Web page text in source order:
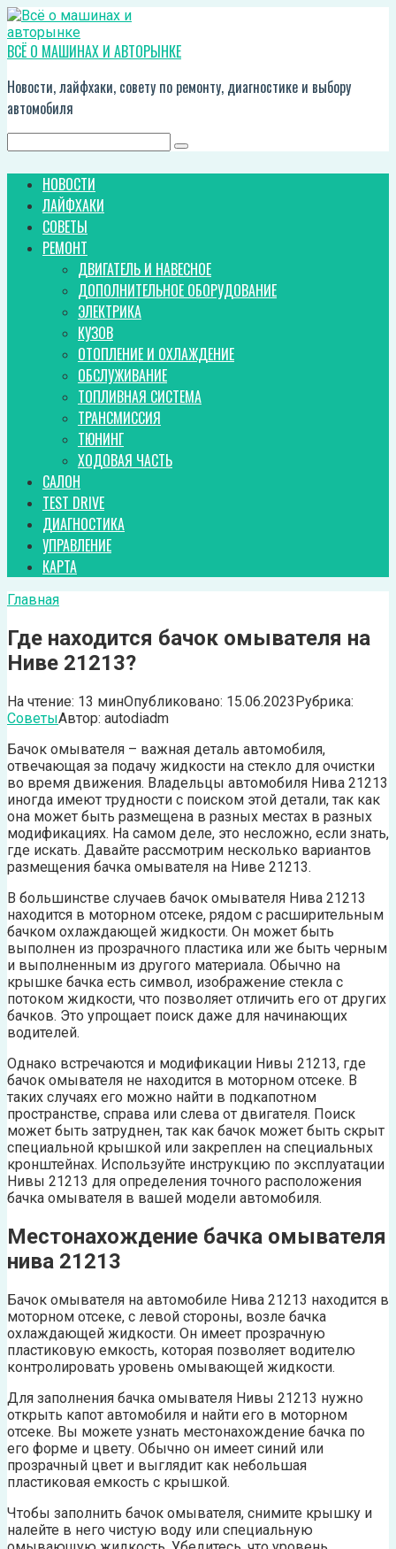
Перейти
к
контенту
ВСЁ О МАШИНАХ И АВТОРЫНКЕ
Новости, лайфхаки, совету по ремонту, диагностике и выбору
автомобиля
НОВОСТИ
ЛАЙФХАКИ
СОВЕТЫ
РЕМОНТ
ДВИГАТЕЛЬ И НАВЕСНОЕ
ДОПОЛНИТЕЛЬНОЕ ОБОРУДОВАНИЕ
ЭЛЕКТРИКА
КУЗОВ
ОТОПЛЕНИЕ И ОХЛАЖДЕНИЕ
ОБСЛУЖИВАНИЕ
ТОПЛИВНАЯ СИСТЕМА
ТРАНСМИССИЯ
ТЮНИНГ
ХОДОВАЯ ЧАСТЬ
САЛОН
TEST DRIVE
ДИАГНОСТИКА
УПРАВЛЕНИЕ
КАРТА
Главная
Где находится бачок омывателя на
Ниве 21213?
На чтение: 13 минОпубликовано: 15.06.2023Рубрика:
СоветыАвтор: autodiadm
Бачок омывателя – важная деталь автомобиля,
отвечающая за подачу жидкости на стекло для очистки
во время движения. Владельцы автомобиля Нива 21213
иногда имеют трудности с поиском этой детали, так как
она может быть размещена в разных местах в разных
модификациях. На самом деле, это несложно, если знать,
где искать. Давайте рассмотрим несколько вариантов
размещения бачка омывателя на Ниве 21213.
В большинстве случаев бачок омывателя Нива 21213
находится в моторном отсеке, рядом с расширительным
бачком охлаждающей жидкости. Он может быть
выполнен из прозрачного пластика или же быть черным
и выполненным из другого материала. Обычно на
крышке бачка есть символ, изображение стекла с
потоком жидкости, что позволяет отличить его от других
бачков. Это упрощает поиск даже для начинающих
водителей.
Однако встречаются и модификации Нивы 21213, где
бачок омывателя не находится в моторном отсеке. В
таких случаях его можно найти в подкапотном
пространстве, справа или слева от двигателя. Поиск
может быть затруднен, так как бачок может быть скрыт
специальной крышкой или закреплен на специальных
кронштейнах. Используйте инструкцию по эксплуатации
Нивы 21213 для определения точного расположения
бачка омывателя в вашей модели автомобиля.
Местонахождение бачка омывателя
нива 21213
Бачок омывателя на автомобиле Нива 21213 находится в
моторном отсеке, с левой стороны, возле бачка
охлаждающей жидкости. Он имеет прозрачную
пластиковую емкость, которая позволяет водителю
контролировать уровень омывающей жидкости.
Для заполнения бачка омывателя Нивы 21213 нужно
открыть капот автомобиля и найти его в моторном
отсеке. Вы можете узнать местонахождение бачка по
его форме и цвету. Обычно он имеет синий или
прозрачный цвет и выглядит как небольшая
пластиковая емкость с крышкой.
Чтобы заполнить бачок омывателя, снимите крышку и
налейте в него чистую воду или специальную